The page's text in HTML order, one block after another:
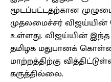
மூடப்பட்டதற்கான
முதலமைச்சர்
உள்ளது. விஜய்யின் இந்த
தமிழக மதுபானக்
மாற்றத்திற்கு
கருத்தில்லை.